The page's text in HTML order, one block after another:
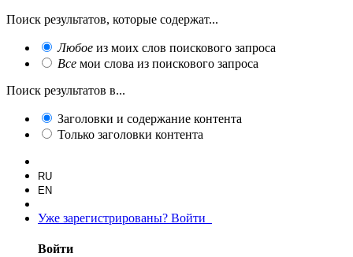
Поиск результатов, которые содержат...
Любое из моих слов поискового запроса
Все мои слова из поискового запроса
Поиск результатов в...
Заголовки и содержание контента
Только заголовки контента
RU
EN
Уже зарегистрированы? Войти
Войти